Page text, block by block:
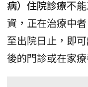
病）住院診療不
資，正在治療中
至出院日止，即可
後的門診或在家